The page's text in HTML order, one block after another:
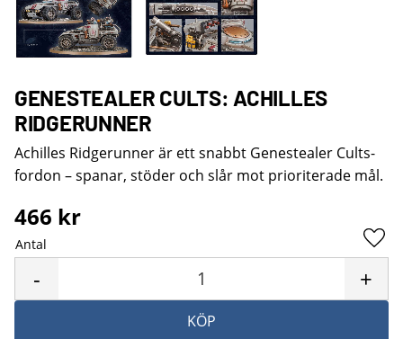
GENESTEALER CULTS: ACHILLES
RIDGERUNNER
Achilles Ridgerunner är ett snabbt Genestealer Cults-
fordon – spanar, stöder och slår mot prioriterade mål.
466 kr
Antal
+
-
KÖP